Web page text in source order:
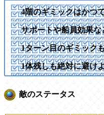
4階のギミックはかつ
サポートや船員効果
1ターン目のギミック
1体残しも絶対に避け
敵のステータス